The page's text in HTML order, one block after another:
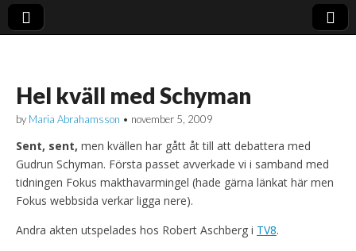
Hel kväll med Schyman
by Maria Abrahamsson • november 5, 2009
Sent, sent, men kvällen har gått åt till att debattera med
Gudrun Schyman. Första passet avverkade vi i samband med
tidningen Fokus makthavarmingel (hade gärna länkat här men
Fokus webbsida verkar ligga nere).
Andra akten utspelades hos Robert Aschberg i TV8.